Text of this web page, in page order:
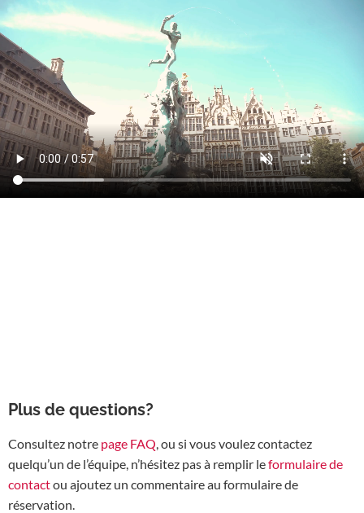
Plus de questions?
Consultez notre page FAQ, ou si vous voulez contactez
quelqu’un de l’équipe, n’hésitez pas à remplir leformulaire de
contactou ajoutez un commentaire au formulaire de
réservation.